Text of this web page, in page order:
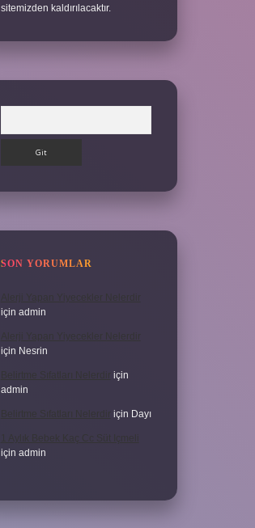
sitemizden kaldırılacaktır.
SON YORUMLAR
Alerji Yapan Yiyecekler Nelerdir
için admin
Alerji Yapan Yiyecekler Nelerdir
için Nesrin
Belirtme Sıfatları Nelerdir için
admin
Belirtme Sıfatları Nelerdir için Dayı
1 Aylık Bebek Kaç Cc Süt Içmeli
için admin